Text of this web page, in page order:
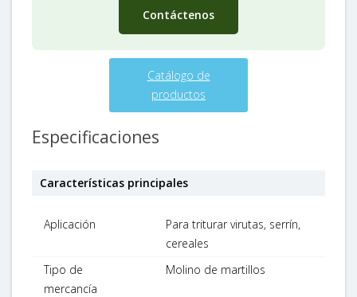
Contáctenos
Catálogo de
productos
Especificaciones
Características principales
Aplicación
Para triturar virutas, serrín,
cereales
Tipo de
mercancía
Molino de martillos